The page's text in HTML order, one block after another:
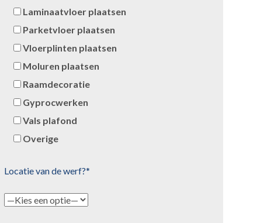
Laminaatvloer plaatsen
Parketvloer plaatsen
Vloerplinten plaatsen
Moluren plaatsen
Raamdecoratie
Gyprocwerken
Vals plafond
Overige
Locatie van de werf?*